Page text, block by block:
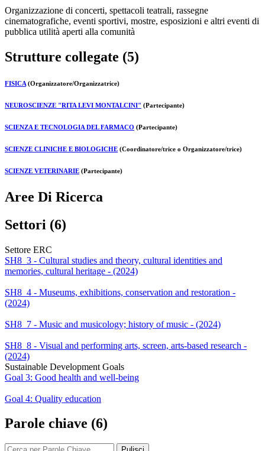
Organizzazione di concerti, spettacoli teatrali, rassegne
cinematografiche, eventi sportivi, mostre, esposizioni e altri eventi di
pubblica utilità aperti alla comunità
Strutture collegate (5)
FISICA (Organizzatore/Organizzatrice)
NEUROSCIENZE "RITA LEVI MONTALCINI" (Partecipante)
SCIENZA E TECNOLOGIA DEL FARMACO (Partecipante)
SCIENZE CLINICHE E BIOLOGICHE (Coordinatore/trice o Organizzatore/trice)
SCIENZE VETERINARIE (Partecipante)
Aree Di Ricerca
Settori (6)
Settore ERC
SH8_3 - Cultural studies and theory, cultural identities and
memories, cultural heritage - (2024)
SH8_4 - Museums, exhibitions, conservation and restoration -
(2024)
SH8_7 - Music and musicology; history of music - (2024)
SH8_8 - Visual and performing arts, screen, arts-based research -
(2024)
Sustainable Development Goals
Goal 3: Good health and well-being
Goal 4: Quality education
Parole chiave (6)